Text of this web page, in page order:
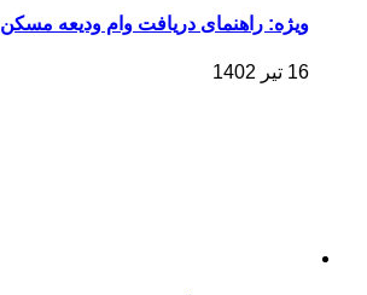
ویژه: راهنمای دریافت وام ودیعه مسکن ۱۴۰۲
16 تیر 1402